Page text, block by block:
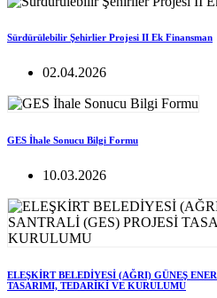
Sürdürülebilir Şehirlier Projesi II Ek Finansman
02.04.2026
GES İhale Sonucu Bilgi Formu
10.03.2026
ELEŞKİRT BELEDİYESİ (AĞRI) GÜNEŞ
TASARIMI, TEDARİKİ VE KURULUMU